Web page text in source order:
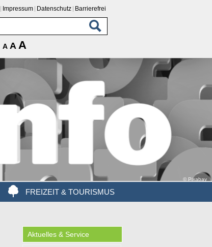
Impressum Datenschutz Barrierefrei
A A A
© Pixabay
FREIZEIT & TOURISMUS
Aktuelles & Service